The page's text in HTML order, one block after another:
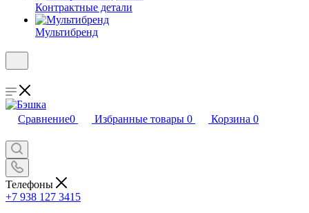
Контрактные детали
Мультибренд
Сравнение0 Избранные товары 0 Корзина 0
Телефоны
+7 938 127 3415